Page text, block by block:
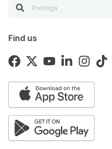
Find us
OSTALI SPORTOVI
Velika pobeda